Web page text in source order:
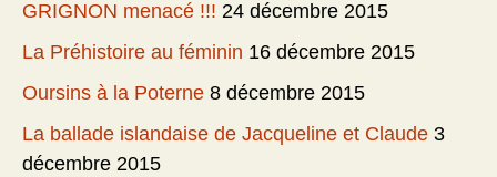
GRIGNON menacé !!! 24 décembre 2015
La Préhistoire au féminin 16 décembre 2015
Oursins à la Poterne 8 décembre 2015
La ballade islandaise de Jacqueline et Claude 3
décembre 2015